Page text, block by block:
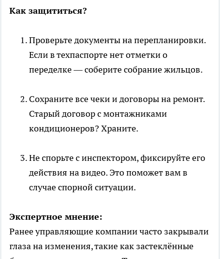
Как защититься?
Проверьте документы на перепланировки.
Если в техпаспорте нет отметки о
переделке — соберите собрание жильцов.
Сохраните все чеки и договоры на ремонт.
Старый договор с монтажниками
кондиционеров? Храните.
Не спорьте с инспектором, фиксируйте его
действия на видео. Это поможет вам в
случае спорной ситуации.
Экспертное мнение:
Ранее управляющие компании часто закрывали
глаза на изменения, такие как застеклённые